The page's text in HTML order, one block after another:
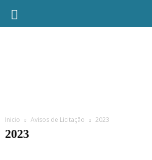
Inicio Avisos de Licitação 2023
2023